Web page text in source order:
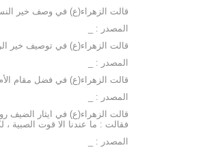
قالت الزهراء(ع) في وصف خير
المصدر : _
قالت الزهراء(ع) في توصيف خير
المصدر : _
قالت الزهراء(ع) في فضل مقام
المصدر : _
قالت الزهراء(ع) في ايثار الضيف
فقالت : ما عندنا الا قوت الصبية ،
المصدر : _